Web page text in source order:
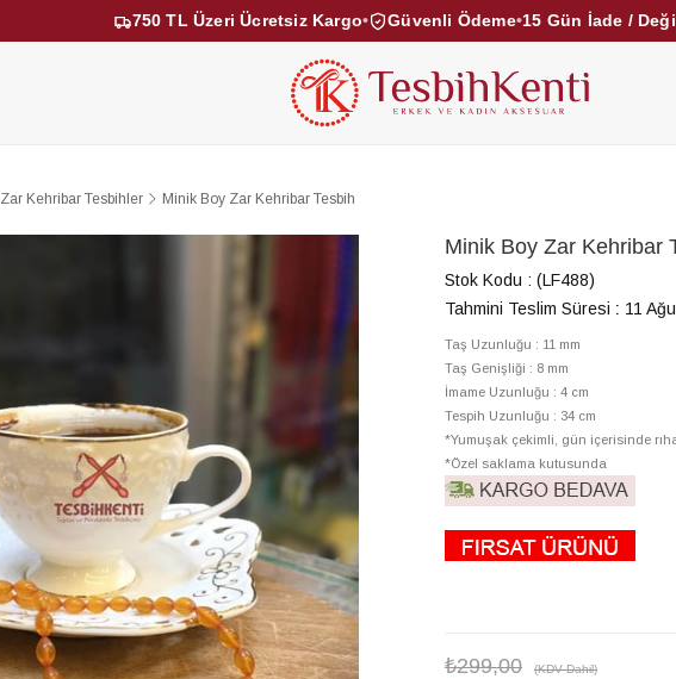
750 TL Üzeri Ücretsiz Kargo• Güvenli Ödeme•15 Gün İade /
KEHRİBAR TESBİHLER KUKA TESBİHLER
Zar Kehribar Tesbihler Minik Boy Zar Kehribar Tesbih
Minik Boy Zar Kehribar
Stok Kodu
(LF488)
Tahmini Teslim Süresi : 11
Taş Uzunluğu : 11 mm
Taş Genişliği : 8 mm
İmame Uzunluğu : 4 cm
Tespih Uzunluğu : 34 cm
*Yumuşak çekimli, gün içerisinde
*Özel saklama kutusunda
₺299,00 (KDV Dahil)